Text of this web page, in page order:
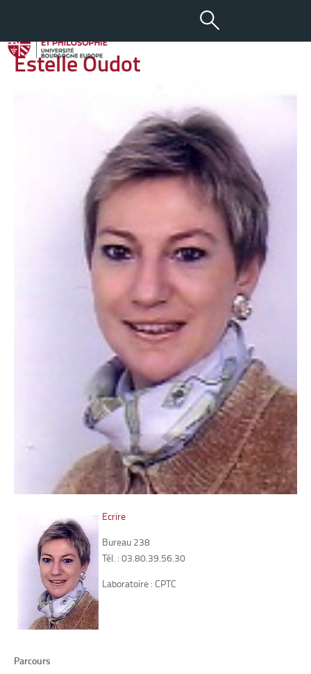
aA - +
09 AVR 2013
Estelle Oudot
Ecrire
Bureau 238
Tél. : 03.80.39.56.30
Laboratoire : CPTC
Parcours